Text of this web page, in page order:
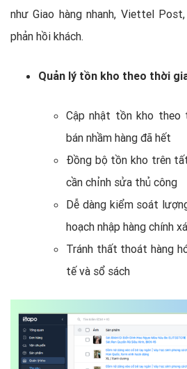
như Giao hàng nhanh, Viettel
phản hồi khách.
Quản lý tồn kho theo thời
Cập nhật tồn kho theo
bán nhầm hàng đã hết
Đồng bộ tồn kho trên
cần chỉnh sửa thủ công
Dễ dàng kiểm soát
hoạch nhập hàng chính
Tránh thất thoát hàng
tế và sổ sách